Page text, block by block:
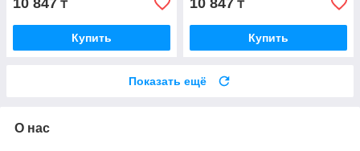
10 847 ₸
Купить
10 847 ₸
Купить
Показать ещё
О нас